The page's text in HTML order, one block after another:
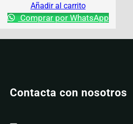
Añadir al carrito
Comprar por WhatsApp
Contacta con nosotros